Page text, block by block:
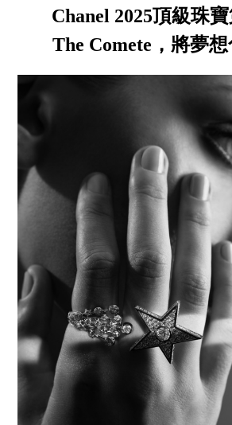
Chanel 2025頂級珠寶
The Comete，將夢